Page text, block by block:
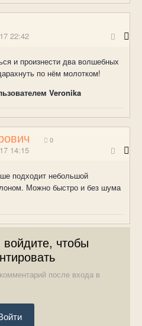
22:42
и произнести два волшебных
по нём молотком!
Veronika
0
14:15
подходит небольшой
Можно быстро и без шума
чтобы
после входа в